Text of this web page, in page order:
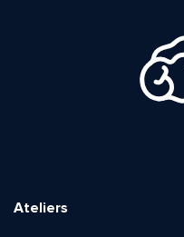
Ateliers